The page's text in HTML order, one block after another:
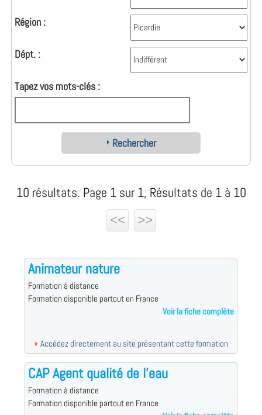
Région :
Dépt. :
Tapez vos mots-clés :
Rechercher
10 résultats. Page 1 sur 1, Résultats de 1 à 10
<<
>>
Animateur nature
Formation à distance
Formation disponible partout en France
Voir la fiche complète
Accédez directement au site présentant cette formation
CAP Agent qualité de l'eau
Formation à distance
Formation disponible partout en France